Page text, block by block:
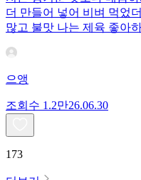
더 만들어 넣어 비벼 먹었
많고 불맛 나는 제육 좋아
으앵
조회수 1.2만26.06.30
173